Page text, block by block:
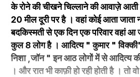
के रोने की चीखने चिल्लाने की आवाज़े आती
20 मील दूरी पर है । वहां कोई आता
बदकिस्मती से एक दिन एक परिवार वहां आ
कुल 8 लोग है । आदित्य " कुमार "
निशा ,जॉन " इन आठ लोगों में से आदित्य की
। और रात भी काफ़ी हो रही होती है । तो